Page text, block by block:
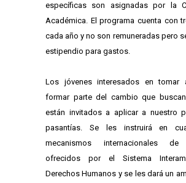
específicas son asignadas por la
Académica. El programa cuenta con
cada año y no son remuneradas pero
estipendio para gastos.
Los jóvenes interesados en tomar
formar parte del cambio que
están invitados a aplicar a nuestro
pasantías. Se les instruirá en
mecanismos internacionales de
ofrecidos por el Sistema
Derechos Humanos y se les dará un